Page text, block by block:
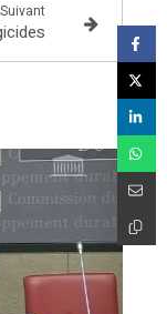
Suivant